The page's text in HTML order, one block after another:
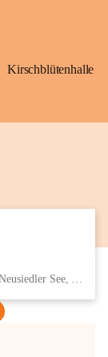
Kirschblütenhalle
Eisenstädter Straße 18, 7091 Breitenbrunn am Neusiedler See, AUT